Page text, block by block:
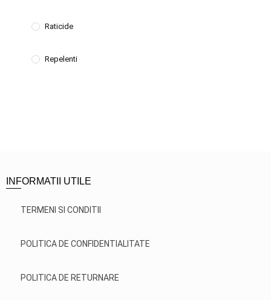
Raticide
Repelenti
INFORMATII UTILE
TERMENI SI CONDITII
POLITICA DE CONFIDENTIALITATE
POLITICA DE RETURNARE